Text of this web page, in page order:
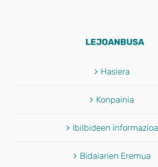
LEJOANBUSA
Hasiera
Konpainia
Ibilbideen informazioa
Bidaiarien Eremua